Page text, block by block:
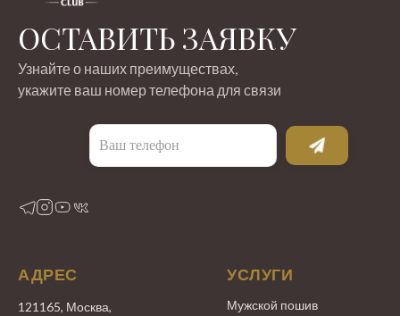
ОСТАВИТЬ ЗАЯВКУ
Узнайте о наших преимуществах,
укажите ваш номер телефона для связи
АДРЕС
121165, Москва,
УСЛУГИ
Мужской пошив